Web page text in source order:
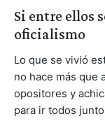
Si entre ellos
oficialismo
Lo que se vivió
no hace más que
opositores y
para ir todos